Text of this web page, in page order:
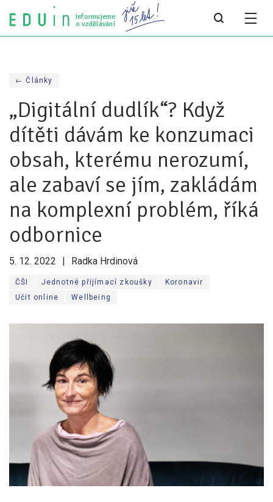
Informujeme
o vzdělávání
Všechny články
Všechny články
Týdeník bEDUin
Analýzy
Audit vzdělávacího systému
Všechny analýzy
Pro média
Pro zřizovatele
Konference Lepší škola
Kápézetka - průvodce pro zřizovatele
Klub zřizovatelů
Partneři a dárci
Kontakty
← Články
„Digitální dudlík“? Když
dítěti dávám ke konzumaci
obsah, kterému nerozumí,
ale zabaví se jím, zakládám
na komplexní problém, říká
odbornice
5. 12. 2022 Radka Hrdinová
ČŠI Jednotné přijímací zkoušky
Koronavir
Učit online
Wellbeing